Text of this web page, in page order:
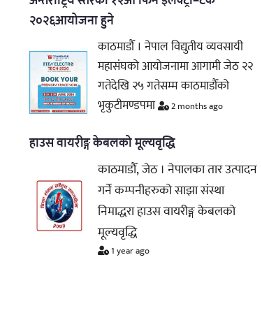
२०२६आयोजना हुने
काठमाडौँ । नेपाल विद्युतीय व्यवसायी
महासंघको आयोजनामा आगामी जेठ २२
गतेदेखि २५ गतेसम्म काठमाडौँको
भृकुटीमण्डपमा
2 months ago
हाउस वायरीङ्ग केबलको मूल्यवृद्धि
काठमाडौँ, जेठ । नेपालका तार उत्पादन
गर्ने कम्पनीहरुको साझा संस्था
निमाद्धरा हाउस वायरीङ्ग केबलको
मूल्यवृद्धि
1 year ago